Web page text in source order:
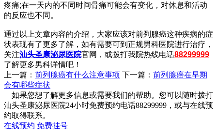
疼痛;在一天内的不同时间骨痛可能会有变化，对休息和活动
的反应也不同。
通过以上文章内容的介绍，大家应该对前列腺癌这种疾病的症
状表现有了更多了解，如有需要可到正规男科医院进行治疗，
关注汕头圣康泌尿医院官网，或拨打我院热线电话88299999
了解更多男科详情吧！
上一篇： 前列腺癌有什么注意事项 下一篇： 前列腺癌在早期
会有哪些症状
如果您想了解更多信息或需要我们的帮助。您可以随时拨打
汕头圣康泌尿医院24小时免费预约电话88299999，或与在线预
约取得联系。
在线预约 免费挂号